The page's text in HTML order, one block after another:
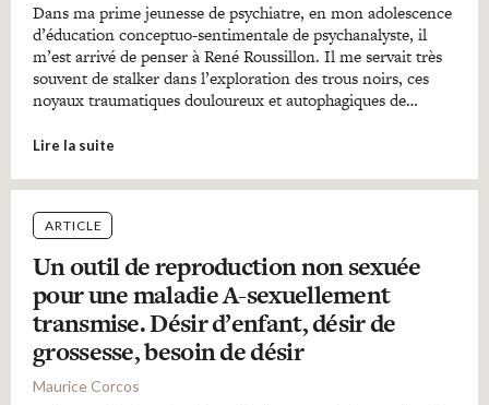
Dans ma prime jeunesse de psychiatre, en mon adolescence
d’éducation conceptuo-sentimentale de psychanalyste, il
m’est arrivé de penser à René Roussillon. Il me servait très
souvent de stalker dans l’exploration des trous noirs, ces
noyaux traumatiques douloureux et autophagiques de…
Lire la suite
ARTICLE
Un outil de reproduction non sexuée
pour une maladie A-sexuellement
transmise. Désir d’enfant, désir de
grossesse, besoin de désir
Maurice Corcos